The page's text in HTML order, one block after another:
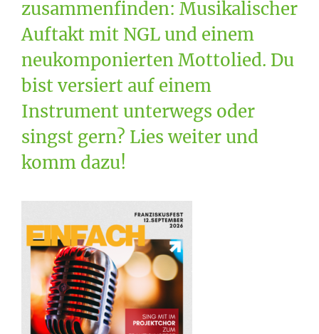
zusammenfinden: Musikalischer
Auftakt mit NGL und einem
neukomponierten Mottolied. Du
bist versiert auf einem
Instrument unterwegs oder
singst gern? Lies weiter und
komm dazu!